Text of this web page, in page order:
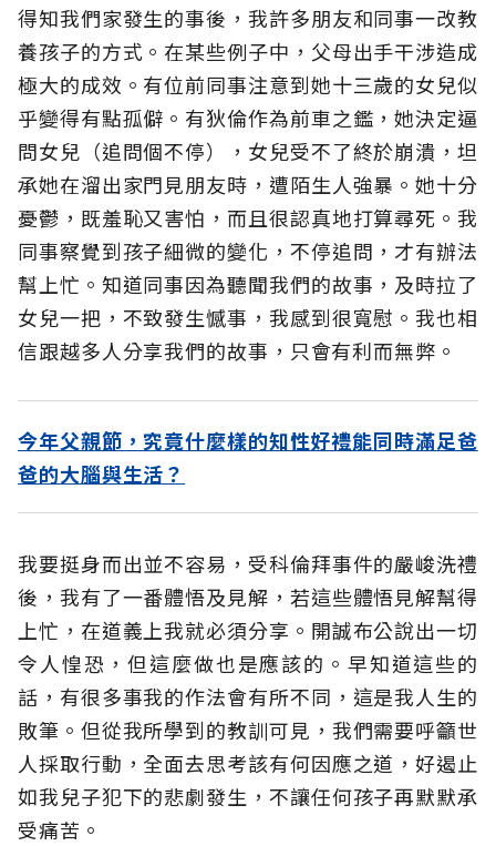
得知我們家發生的事後，我許多朋友和同事一改教
養孩子的方式。在某些例子中，父母出手干涉造成
極大的成效。有位前同事注意到她十三歲的女兒似
乎變得有點孤僻。有狄倫作為前車之鑑，她決定逼
問女兒（追問個不停），女兒受不了終於崩潰，坦
承她在溜出家門見朋友時，遭陌生人強暴。她十分
憂鬱，既羞恥又害怕，而且很認真地打算尋死。我
同事察覺到孩子細微的變化，不停追問，才有辦法
幫上忙。知道同事因為聽聞我們的故事，及時拉了
女兒一把，不致發生憾事，我感到很寬慰。我也相
信跟越多人分享我們的故事，只會有利而無弊。
今年父親節，究竟什麼樣的知性好禮能同時滿足爸
爸的大腦與生活？
我要挺身而出並不容易，受科倫拜事件的嚴峻洗禮
後，我有了一番體悟及見解，若這些體悟見解幫得
上忙，在道義上我就必須分享。開誠布公說出一切
令人惶恐，但這麼做也是應該的。早知道這些的
話，有很多事我的作法會有所不同，這是我人生的
敗筆。但從我所學到的教訓可見，我們需要呼籲世
人採取行動，全面去思考該有何因應之道，好遏止
如我兒子犯下的悲劇發生，不讓任何孩子再默默承
受痛苦。